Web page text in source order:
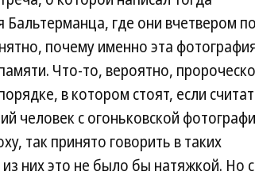
где они вчетвером
почему именно эта
Что-то, вероятно,
в котором стоят, если
человек с огоньковской
так принято говорить в таких
них это не было бы натяжкой. Но с